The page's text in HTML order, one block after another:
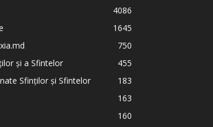
4086
1645
750
și a Sfintelor
455
Sfinților și Sfintelor
183
163
160